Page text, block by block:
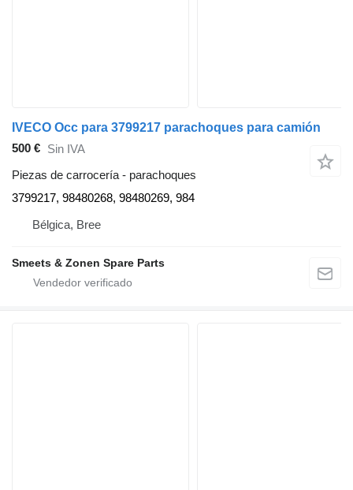
IVECO Occ para 3799217 parachoques para camión
500 € Sin IVA
Piezas de carrocería - parachoques
3799217, 98480268, 98480269, 984
Bélgica, Bree
Smeets & Zonen Spare Parts